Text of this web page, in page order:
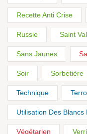
Recette Anti Crise
Russie Saint
Sans Jaunes
Soir Sorbetière
Technique
Utilisation Des Blancs
Végétarien